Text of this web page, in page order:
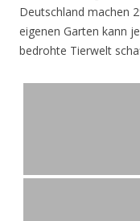
Deutschland machen
eigenen Garten kann
bedrohte Tierwelt